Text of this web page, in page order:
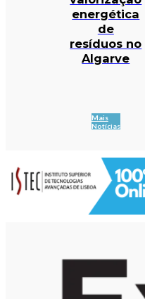
energética
de
resíduos no
Algarve
Mais
Notícias